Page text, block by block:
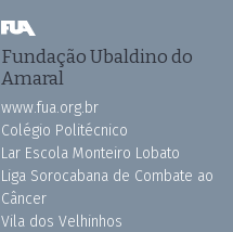
Fundação Ubaldino do
Amaral
www.fua.org.br
Colégio Politécnico
Lar Escola Monteiro Lobato
Liga Sorocabana de Combate ao
Câncer
Vila dos Velhinhos